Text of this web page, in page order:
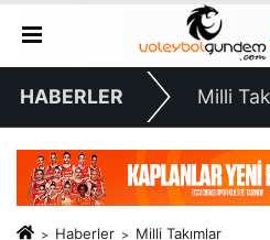
HABERLER Milli
Haberler Milli Takımlar